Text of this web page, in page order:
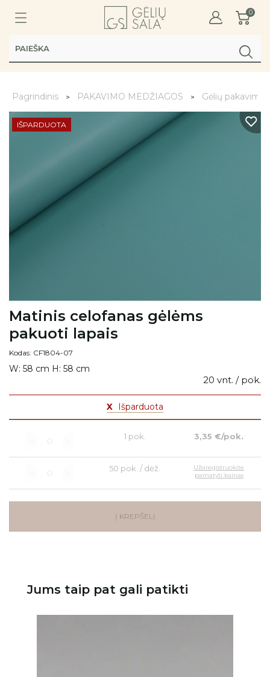
0
Pagrindinis PAKAVIMO MEDŽIAGOS Gėlių pakavimo
IŠPARDUOTA
Matinis celofanas gėlėms
pakuoti lapais
Kodas: CF1804-07
W: 58 cm H: 58 cm
20 vnt. / pok.
X Išparduota
1 pok. 3,35 €/pok.
50 pok. / dėž.
Užsiregistruokite
pamatyti kainas
Į KREPŠELĮ
Jums taip pat gali patikti